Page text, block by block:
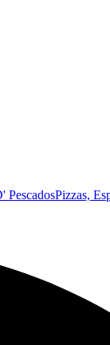
PescadosPizzas,